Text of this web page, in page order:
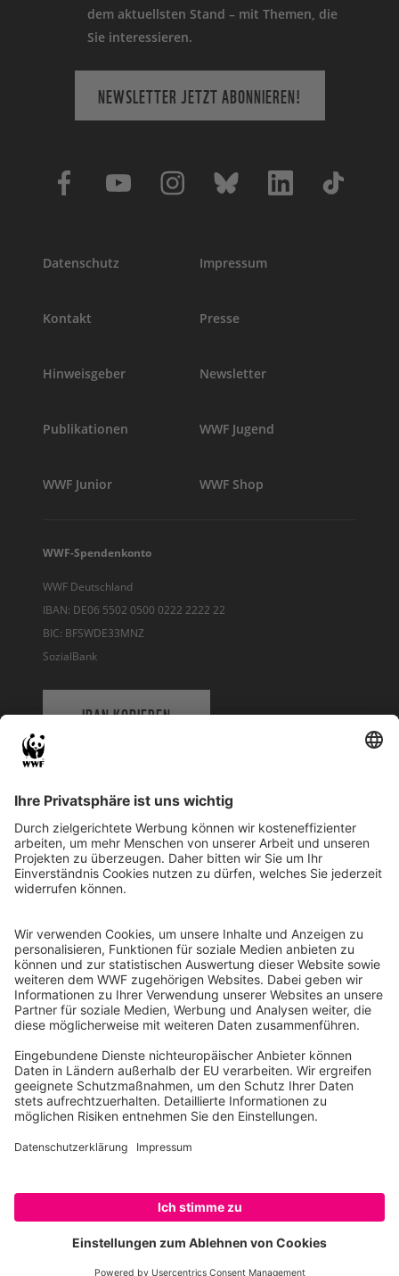
SPENDEN
dem aktuellsten Stand – mit Themen, die
Sie interessieren.
NEWSLETTER JETZT ABONNIEREN!
Datenschutz Impressum
Kontakt Presse
Hinweisgeber Newsletter
Publikationen WWF Jugend
WWF Junior WWF Shop
WWF-Spendenkonto
WWF Deutschland
IBAN: DE06 5502 0500 0222 2222 22
BIC: BFSWDE33MNZ
SozialBank
IBAN KOPIEREN
WWF Deutschland
Reinhardtstr. 18
10117 Berlin
Ihre Spende kann steuerlich geltend gemacht werden
Registriert als Stiftung WWF Deutschland, Senatsverwaltung für
Justiz Berlin, Az: 3416/976/2
Umsatzsteuer-Identifikationsnummer: DE 114236103
Freistellungsbescheid: Als gemeinnützige Körperschaft befreit
von der Körperschaftssteuer gem. §5 I 9 KStg. unter der
Steuernummer 27/641/09321